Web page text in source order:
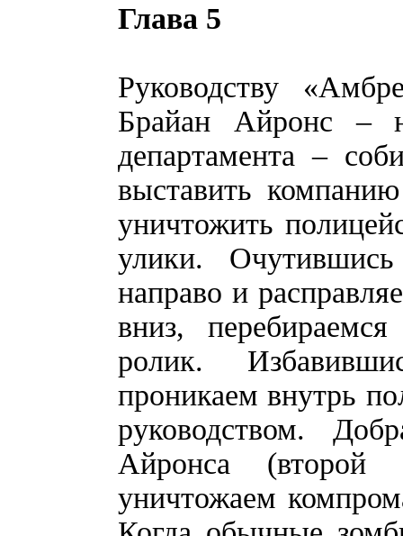
Глава 5
Руководству
Брайан Айронс –
департамента –
выставить
уничтожить
улики.
направо и
вниз,
ролик.
проникаем внутрь
руководством.
Айронса (второй
уничтожаем